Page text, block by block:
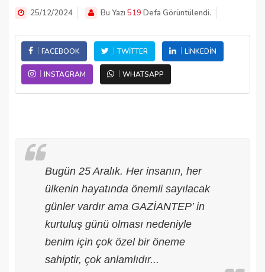
25/12/2024 Bu Yazı 519 Defa Görüntülendi.
FACEBOOK TWITTER LINKEDIN
INSTAGRAM WHATSAPP
Bugün 25 Aralık. Her insanın, her
ülkenin hayatında önemli sayılacak
günler vardır ama GAZİANTEP’ in
kurtuluş günü olması nedeniyle
benim için çok özel bir öneme
sahiptir, çok anlamlıdır...